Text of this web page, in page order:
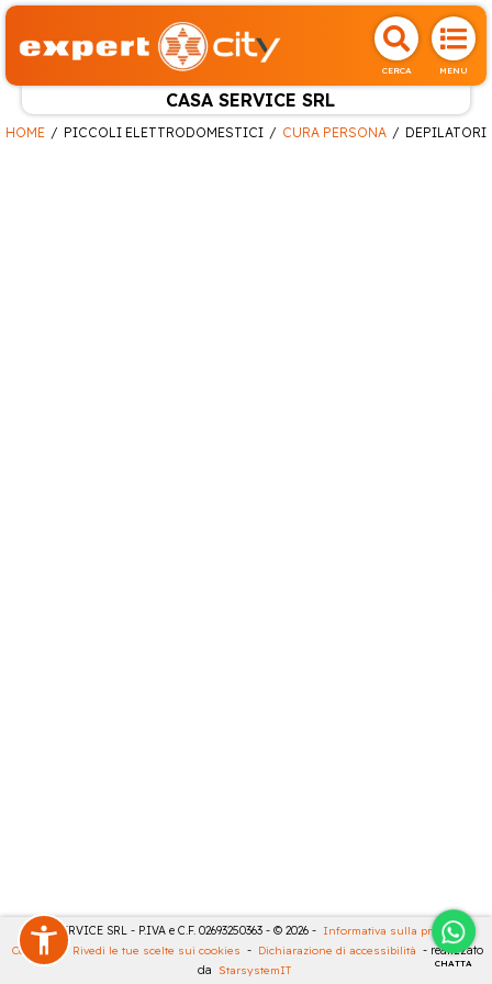
CERCA MENU
CASA SERVICE SRL
CHATTA
HOME PICCOLI ELETTRODOMESTICI CURA PERSONA DEPILATORI
CASA SERVICE SRL - P.IVA e C.F. 02693250363 - © 2026 - Informativa sulla privacy -
Cookies
- Rivedi le tue scelte sui cookies - Dichiarazione di accessibilità - realizzato
da StarsystemIT